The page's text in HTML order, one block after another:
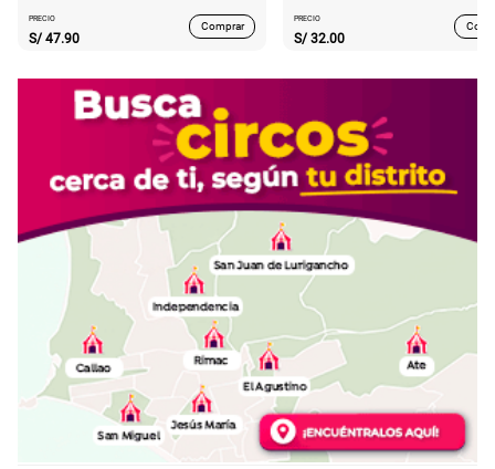
PRECIO
S/ 47.90
Comprar
PRECIO
S/ 32.00